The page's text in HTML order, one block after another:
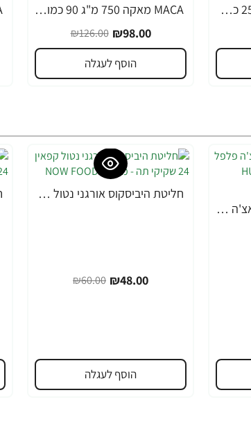
MACA מאקה 500 מ"ג 250 כמוסות - מבית NOW FOODS
-22%
MACA מאקה 750 מ"ג 90 כמוסות - מבית NOW FOODS
₪98.00
₪126.00
הוסף לעגלה
הוי פונג פודס רוטב סריראצ'ה פלפל צ'ילי חריף 793 גרם - מבית HUY FONG FOODS
-20% חליטת היביסקוס אורגני נטול קפאין 24 שקיקי תה - מבית NOW FOODS
₪48.00
₪60.00
הוסף לעגלה